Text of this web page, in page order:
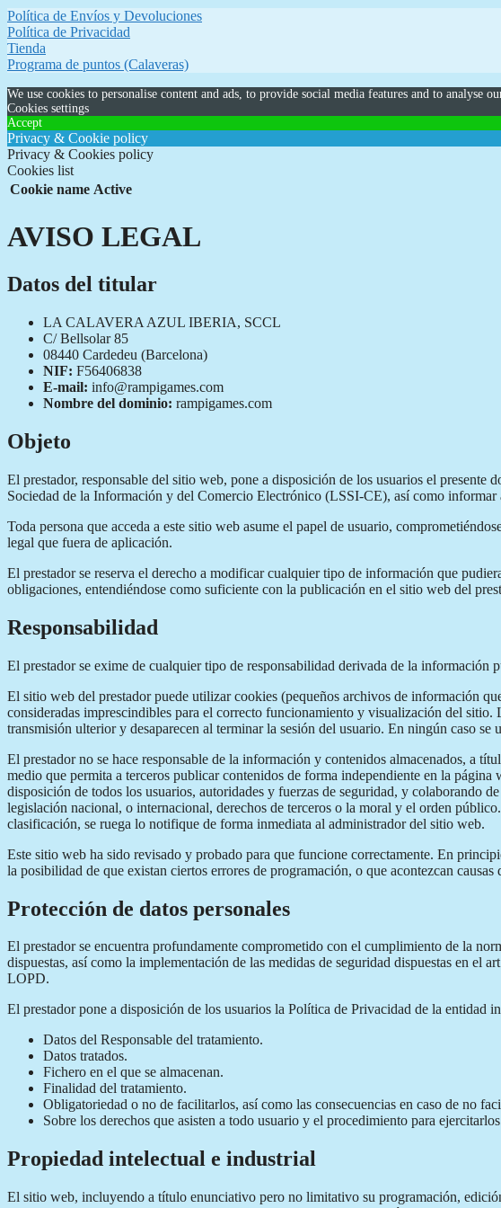
original
era:
actual
es:
Política de Envíos y Devoluciones
Política de Privacidad
Tienda
Programa de puntos (Calaveras)
We use cookies to personalise content and ads, to provide social media features and to
Cookies settings
Accept
Privacy & Cookie policy
Privacy & Cookies policy
Cookies list
Cookie name Active
AVISO LEGAL
Datos del titular
LA CALAVERA AZUL IBERIA, SCCL
C/ Bellsolar 85
08440 Cardedeu (Barcelona)
NIF: F56406838
E-mail: info@rampigames.com
Nombre del dominio: rampigames.com
Objeto
El prestador, responsable del sitio web, pone a disposición de los usuarios el
Sociedad de la Información y del Comercio Electrónico (LSSI-CE), así como
Toda persona que acceda a este sitio web asume el papel de usuario,
legal que fuera de aplicación.
El prestador se reserva el derecho a modificar cualquier tipo de información que
obligaciones, entendiéndose como suficiente con la publicación en el sitio web del
Responsabilidad
El prestador se exime de cualquier tipo de responsabilidad derivada de la
El sitio web del prestador puede utilizar cookies (pequeños archivos de información
consideradas imprescindibles para el correcto funcionamiento y visualización del
transmisión ulterior y desaparecen al terminar la sesión del usuario. En ningún caso
El prestador no se hace responsable de la información y contenidos almacenados, a
medio que permita a terceros publicar contenidos de forma independiente en la
disposición de todos los usuarios, autoridades y fuerzas de seguridad, y colaborando
legislación nacional, o internacional, derechos de terceros o la moral y el orden
clasificación, se ruega lo notifique de forma inmediata al administrador del sitio web.
Este sitio web ha sido revisado y probado para que funcione correctamente. En
la posibilidad de que existan ciertos errores de programación, o que acontezcan
Protección de datos personales
El prestador se encuentra profundamente comprometido con el cumplimiento de la
dispuestas, así como la implementación de las medidas de seguridad dispuestas en
LOPD.
El prestador pone a disposición de los usuarios la Política de Privacidad de la entidad
Datos del Responsable del tratamiento.
Datos tratados.
Fichero en el que se almacenan.
Finalidad del tratamiento.
Obligatoriedad o no de facilitarlos, así como las consecuencias en caso de no
Sobre los derechos que asisten a todo usuario y el procedimiento para
Propiedad intelectual e industrial
El sitio web, incluyendo a título enunciativo pero no limitativo su programación,